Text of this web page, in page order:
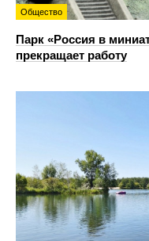
Общество
Парк «Россия в
прекращает работу